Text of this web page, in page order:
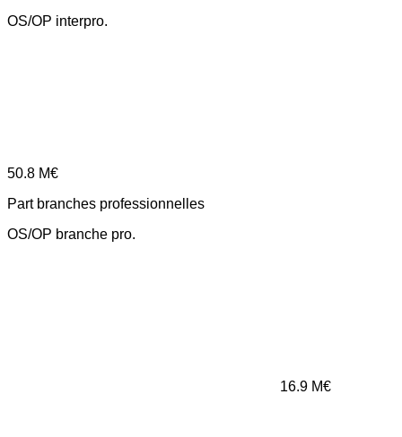
OS/OP interpro.
50.8 M€
Part branches professionnelles
OS/OP branche pro.
16.9 M€